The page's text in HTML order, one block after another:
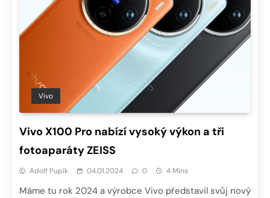
Vivo
Vivo X100 Pro nabízí vysoký výkon a tři
fotoaparáty ZEISS
Adolf Pupík 04.01.2024 0 4 Mins
Máme tu rok 2024 a výrobce Vivo představil svůj nový